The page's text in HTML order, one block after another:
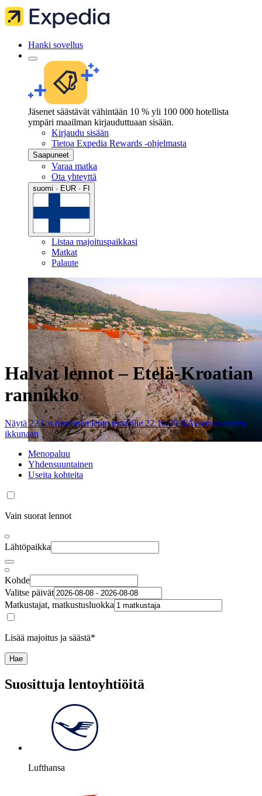
Hanki sovellus
Jäsenet säästävät vähintään 10 % yli 100 000 hotellista
ympäri maailman kirjauduttuaan sisään.
Kirjaudu sisään
Tietoa Expedia Rewards -ohjelmasta
Saapuneet
Varaa matka
Ota yhteyttä
suomi · EUR · FI
Listaa majoituspaikkasi
Matkat
Palaute
Halvat lennot – Etelä-Kroatian
rannikko
Näytä 22 €:n hintainen lento torstaille 22.10.2026Avautuu uuteen
ikkunaan
Menopaluu
Yhdensuuntainen
Useita kohteita
Vain suorat lennot
Lähtöpaikka
Kohde
Valitse päivät
Matkustajat, matkustusluokka
Lisää majoitus ja säästä*
Hae
Suosittuja lentoyhtiöitä
Lufthansa